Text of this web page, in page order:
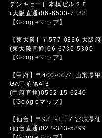
デンキョー日本橋ビル２Ｆ
(大阪直通)06-6533-7188
【Googleマップ】
【東大阪】〒577-0836 大阪
(東大阪直通)06-6736-5300
【Googleマップ】
【甲府】〒400-0074 山梨県
GA甲府第4-3
(甲府直通)0552-15-6240
【Googleマップ】
【仙台】〒981-3117 宮城県
(仙台直通)022-343-5899